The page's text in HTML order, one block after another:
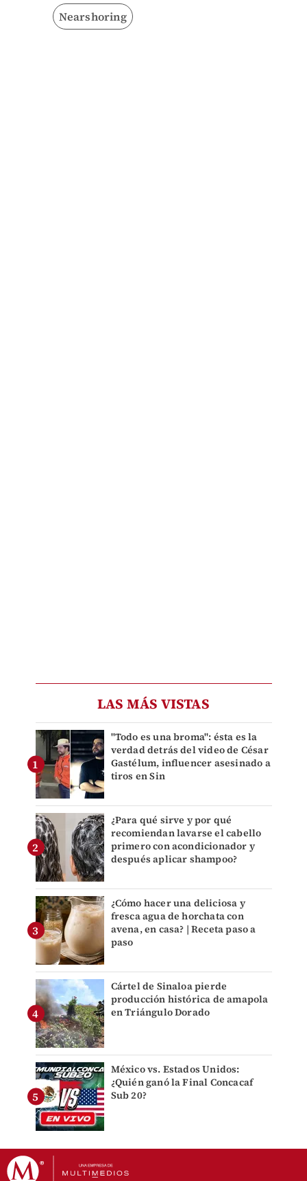
Nearshoring
LAS MÁS VISTAS
"Todo es una broma": ésta es la
verdad detrás del video de César
Gastélum, influencer asesinado a
tiros en Sin
¿Para qué sirve y por qué
recomiendan lavarse el cabello
primero con acondicionador y
después aplicar shampoo?
¿Cómo hacer una deliciosa y
fresca agua de horchata con
avena, en casa? | Receta paso a
paso
Cártel de Sinaloa pierde
producción histórica de amapola
en Triángulo Dorado
México vs. Estados Unidos:
¿Quién ganó la Final Concacaf
Sub 20?